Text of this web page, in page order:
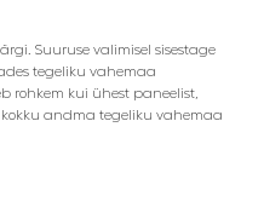
Suuruse valimisel sisestage
tegeliku vahemaa
rohkem kui ühest paneelist,
andma tegeliku vahemaa